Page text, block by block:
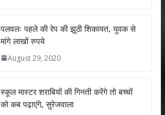
er e
dI
n
l e
पलवलः पहले की रेप की झूठी शिकायत, युवक से
मांगे लाखों रुपये
August 29, 2020
स्कूल मास्टर शराबियों की गिनती करेंगे तो बच्चों
को कब पढ़ाएंगे, सुरेजवाला